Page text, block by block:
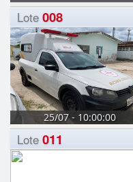
Lote 008
25/07 - 10:00:00
Lote 011